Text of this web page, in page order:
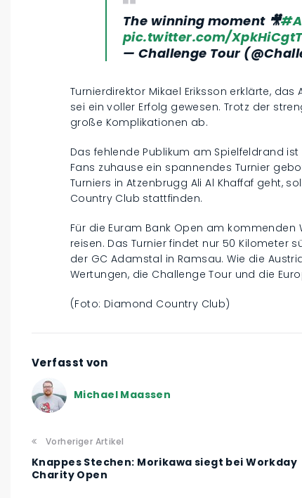
The winning moment 🎥
pic.twitter.com/
— Challenge Tour
Turnierdirektor Mikael Eriksson erklärte,
sei ein voller Erfolg gewesen. Trotz der
große Komplikationen ab.
Das fehlende Publikum am Spielfeldrand
Fans zuhause ein spannendes Turnier
Turniers in Atzenbrugg Ali Al Khaffaf geht,
Country Club stattfinden.
Für die Euram Bank Open am
reisen. Das Turnier findet nur 50 Kilometer
der GC Adamstal in Ramsau. Wie die
Wertungen, die Challenge Tour und die
(Foto: Diamond Country Club)
Verfasst von
Michael Maassen
Vorheriger Artikel
Knappes Stechen: Morikawa siegt bei Workday
Charity Open